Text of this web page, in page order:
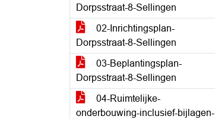
Dorpsstraat-8-Sellingen
02-Inrichtingsplan-
Dorpsstraat-8-Sellingen
03-Beplantingsplan-
Dorpsstraat-8-Sellingen
04-Ruimtelijke-
onderbouwing-inclusief-bijlagen-